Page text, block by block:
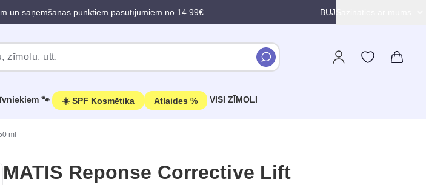
un saņemšanas punktiem pasūtījumiem no 14.99€ BUJ
🐾 ☀️ SPF Kosmētika Atlaides % VISI ZĪMOLI
ml
MATIS Reponse Corrective Lift